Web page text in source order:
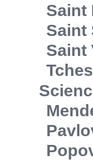
Saint
Saint
Saint